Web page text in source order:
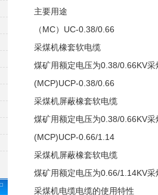
主要用途
（MC）UC-0.38/0.66
采煤机橡套软电缆
煤矿用额定电压为0.38/0.66KV
(MCP)UCP-0.38/0.66
采煤机屏蔽橡套软电缆
煤矿用额定电压为0.38/0.66KV
(MCP)UCP-0.66/1.14
采煤机屏蔽橡套软电缆
煤矿用额定电压为0.66/1.14KV
采煤机电缆电缆的使用特性